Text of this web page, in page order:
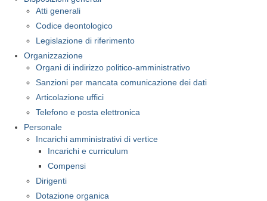
Servizi agli iscritti
EPPI (Previdenza P. I.)
Richiesta PEC e Firma Digitale
Offerta Formativa
E-Lerning
Fondazione Opificium
Convenzioni Università
CNPI
Atti generali
Codice deontologico
Legislazione di riferimento
Organizzazione
Organi di indirizzo politico-amministrativo
Sanzioni per mancata comunicazione dei dati
Articolazione uffici
Telefono e posta elettronica
Personale
Incarichi amministrativi di vertice
Incarichi e curriculum
Compensi
Dirigenti
Dotazione organica